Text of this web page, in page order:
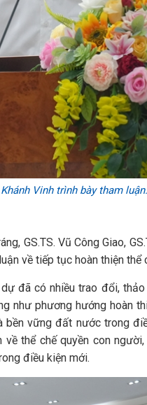
Vinh trình bày tham luận.
GS.TS. Vũ Công Giao,
về tiếp tục hoàn thiện thể
đã có nhiều trao đổi,
như phương hướng hoàn
bền vững đất nước trong
thể chế quyền con
điều kiện mới.